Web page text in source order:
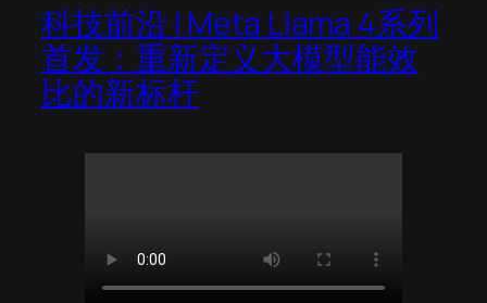
科技前沿 | Meta Llama 4系列
首发：重新定义大模型能效
比的新标杆